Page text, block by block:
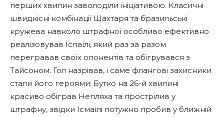
перших хвилин заволоділи ініціативою. Класичні
швидкісні комбінації Шахтаря та бразильські
кружева навколо штрафної особливо ефективно
реалізовував Іспаїлі, який раз за разом
перегравав своїх опонентів та обігрувався з
Тайсоном. Гол назрівав, і саме флангові захисники
стали його героями: Бутко на 26-й хвилині
красиво обіграв Непляха та прострілив у
штрафну, звідки Ісмаїлі потужно пробив у ближній